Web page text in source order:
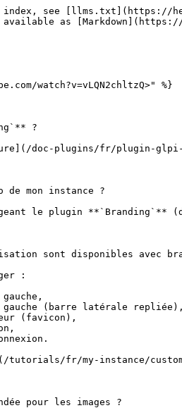
index, see [llms.txt](https://
available as
watch?v=vLQN2chltzQ>" %}
?
doc-plugins/fr/plugin-
de mon instance ?
le plugin **`Branding`**
sont disponibles avec
:
(barre latérale repliée),
(favicon),
fr/my-instance/
pour les images ?